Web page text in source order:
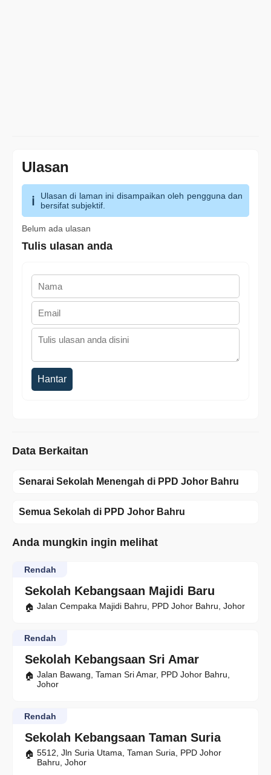
Ulasan
Ulasan di laman ini disampaikan oleh pengguna dan
bersifat subjektif.
Belum ada ulasan
Tulis ulasan anda
Hantar
Data Berkaitan
Senarai Sekolah Menengah di PPD Johor Bahru
Semua Sekolah di PPD Johor Bahru
Anda mungkin ingin melihat
Sekolah Kebangsaan Majidi Baru
Rendah
Jalan Cempaka Majidi Bahru, PPD Johor Bahru, Johor
Sekolah Kebangsaan Sri Amar
Rendah
Jalan Bawang, Taman Sri Amar, PPD Johor Bahru,
Johor
Sekolah Kebangsaan Taman Suria
Rendah
5512, Jln Suria Utama, Taman Suria, PPD Johor
Bahru, Johor